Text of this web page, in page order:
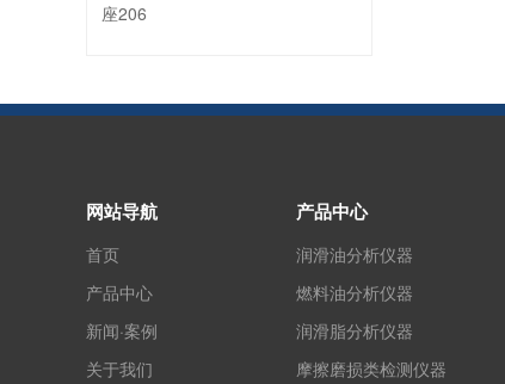
座206
网站导航
首页
产品中心
新闻·案例
关于我们
产品中心
润滑油分析仪器
燃料油分析仪器
润滑脂分析仪器
摩擦磨损类检测仪器